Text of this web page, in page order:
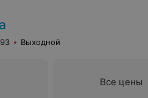
Выходной
Все цены